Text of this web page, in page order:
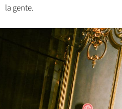
la gente.